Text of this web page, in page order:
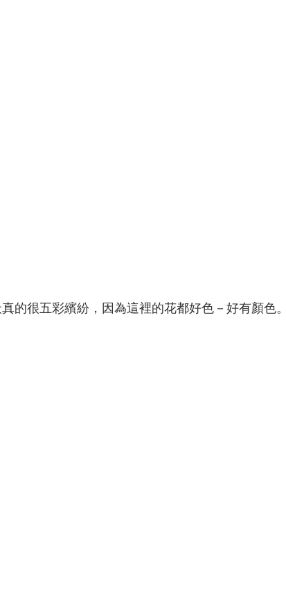
的很五彩繽紛，因為這裡的花都好色－好有顏色。